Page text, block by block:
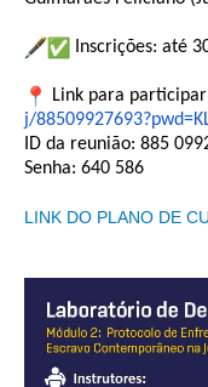
Falcão - Busca por
Pangea -
Súmulas
Precedentes e
Centro de
Transparência
Portal
Inscrições: até
Link para
j/88509927693?pwd=
ID da reunião: 885
Senha: 640 586
LINK DO PLANO DE